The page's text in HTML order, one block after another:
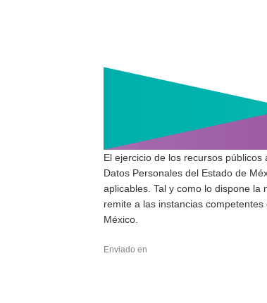
El ejercicio de los recursos
Datos Personales del Estado de
aplicables. Tal y como lo dispone
remite a las instancias
México.
Enviado en